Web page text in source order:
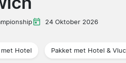
24 Oktober 2026
met Hotel Pakket met Hotel &